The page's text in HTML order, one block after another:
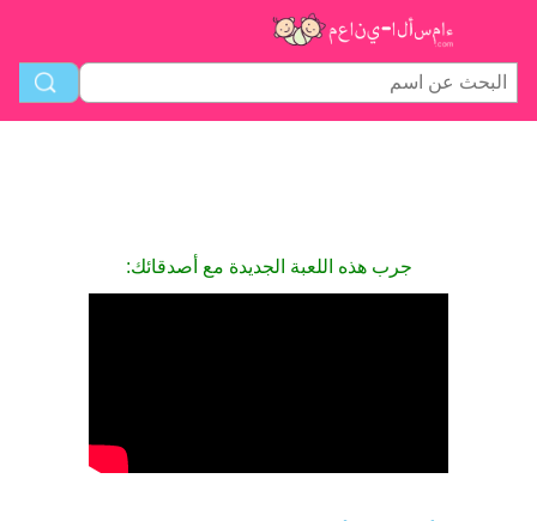
جرب هذه اللعبة الجديدة مع أصدقائك: